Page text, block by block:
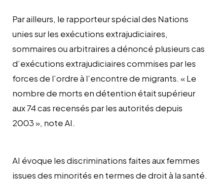
Par ailleurs, le rapporteur spécial des Nations
unies sur les exécutions extrajudiciaires,
sommaires ou arbitraires a dénoncé plusieurs cas
d’exécutions extrajudiciaires commises par les
forces de l’ordre à l’encontre de migrants. « Le
nombre de morts en détention était supérieur
aux 74 cas recensés par les autorités depuis
2003 », note AI.
AI évoque les discriminations faites aux femmes
issues des minorités en termes de droit à la santé.